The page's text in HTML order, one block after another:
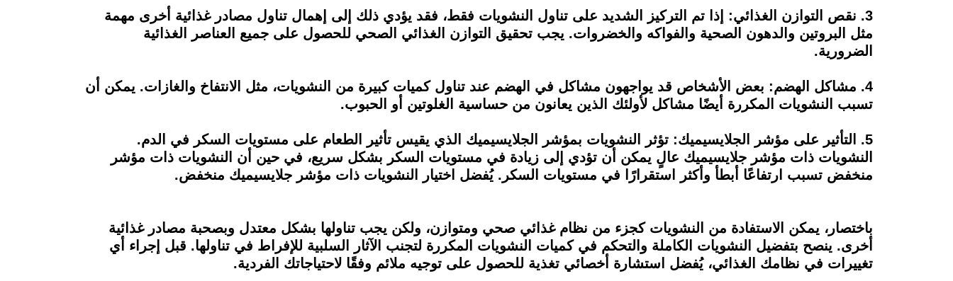
3. نقص التوازن الغذائي: إذا تم التركيز الشديد على تناول النشويات فقط، فقد يؤدي ذلك إلى إهمال تناول مصادر غذائية أخرى مهمة
مثل البروتين والدهون الصحية والفواكه والخضروات. يجب تحقيق التوازن الغذائي الصحي للحصول على جميع العناصر الغذائية
الضرورية.
4. مشاكل الهضم: بعض الأشخاص قد يواجهون مشاكل في الهضم عند تناول كميات كبيرة من النشويات، مثل الانتفاخ والغازات. يمكن أن
تسبب النشويات المكررة أيضًا مشاكل لأولئك الذين يعانون من حساسية الغلوتين أو الحبوب.
5. التأثير على مؤشر الجلايسيميك: تؤثر النشويات بمؤشر الجلايسيميك الذي يقيس تأثير الطعام على مستويات السكر في الدم.
النشويات ذات مؤشر جلايسيميك عالٍ يمكن أن تؤدي إلى زيادة في مستويات السكر بشكل سريع، في حين أن النشويات ذات مؤشر
منخفض تسبب ارتفاعًا أبطأ وأكثر استقرارًا في مستويات السكر. يُفضل اختيار النشويات ذات مؤشر جلايسيميك منخفض.
باختصار، يمكن الاستفادة من النشويات كجزء من نظام غذائي صحي ومتوازن، ولكن يجب تناولها بشكل معتدل وبصحبة مصادر غذائية
أخرى. ينصح بتفضيل النشويات الكاملة والتحكم في كميات النشويات المكررة لتجنب الآثار السلبية للإفراط في تناولها. قبل إجراء أي
تغييرات في نظامك الغذائي، يُفضل استشارة أخصائي تغذية للحصول على توجيه ملائم وفقًا لاحتياجاتك الفردية.